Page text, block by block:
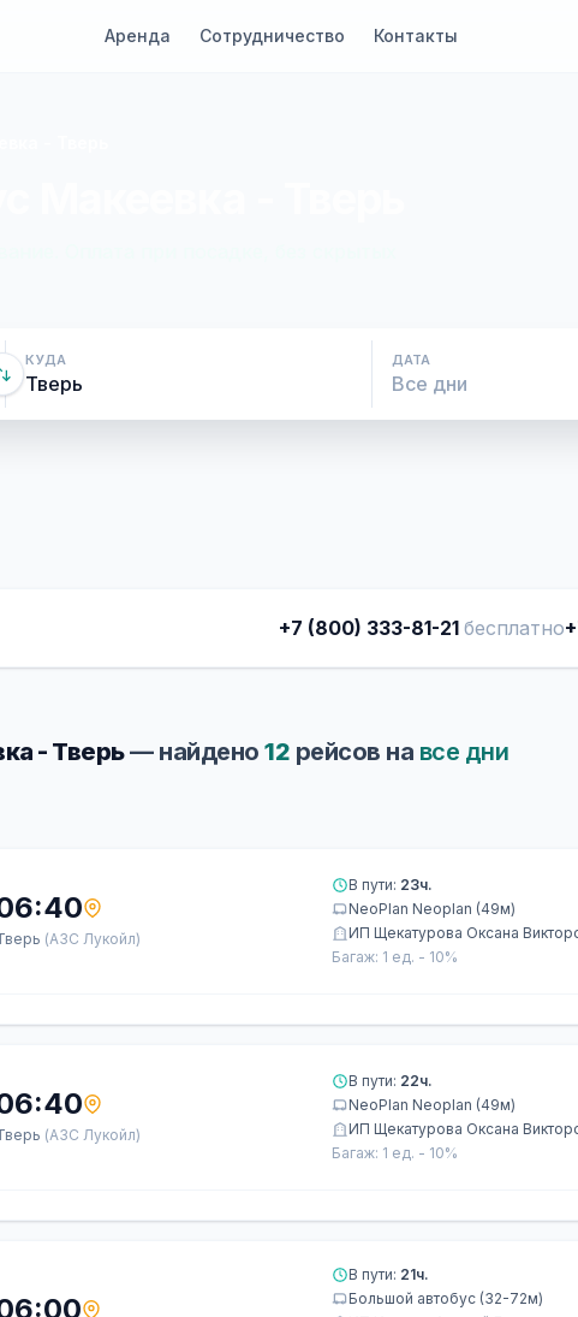
Аренда Сотрудничество Контакты
КУДА ДАТА
+7 (800) 333-81-21 бесплатно
- Тверь— найдено 12 рейсов на все дни
(АЗС Лукойл)
В пути: 23ч.
NeoPlan Neoplan (49м)
ИП Щекатурова Оксана
Багаж: 1 ед. - 10%
(АЗС Лукойл)
В пути: 22ч.
NeoPlan Neoplan (49м)
ИП Щекатурова Оксана
Багаж: 1 ед. - 10%
В пути: 21ч.
Большой автобус (32-72м)